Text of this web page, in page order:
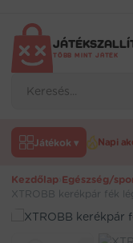
tartalomra
TÖBB MINT JÁTÉK
search
Játékok ▾ Napi
Kezdőlap Egészség/
XTROBB kerékpár fék